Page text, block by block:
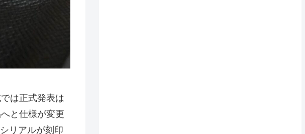
は正式発表は
と仕様が変更
リアルが刻印